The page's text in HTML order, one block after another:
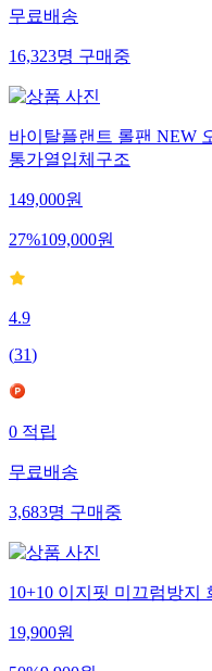
무료배송
16,323명 구매중
바이탈플랜트 롤팬 NEW
통가열입체구조
149,000원
27%109,000원
4.9
(31)
0 적립
무료배송
3,683명 구매중
10+10 이지핏 미끄럼방지
19,900원